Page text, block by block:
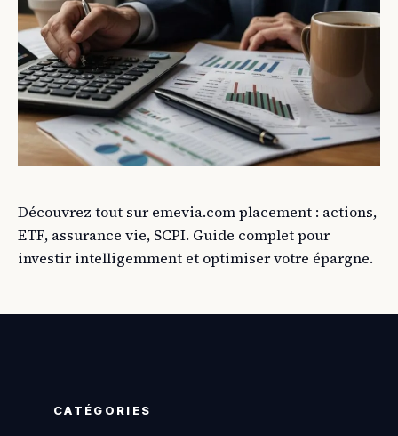
Découvrez tout sur emevia.com placement : actions,
ETF, assurance vie, SCPI. Guide complet pour
investir intelligemment et optimiser votre épargne.
CATÉGORIES